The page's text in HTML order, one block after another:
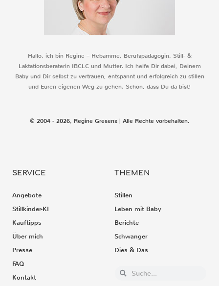
Hallo, ich bin Regine – Hebamme, Berufspädagogin, Still- &
Laktationsberaterin IBCLC und Mutter. Ich helfe Dir dabei, Deinem
Baby und Dir selbst zu vertrauen, entspannt und erfolgreich zu stillen
und Euren eigenen Weg zu gehen. Schön, dass Du da bist!
© 2004 - 2026, Regine Gresens | Alle Rechte vorbehalten.
SERVICE
Angebote
Stillkinder-KI
Kauftipps
Über mich
Presse
FAQ
Kontakt
THEMEN
Stillen
Leben mit Baby
Berichte
Schwanger
Dies & Das